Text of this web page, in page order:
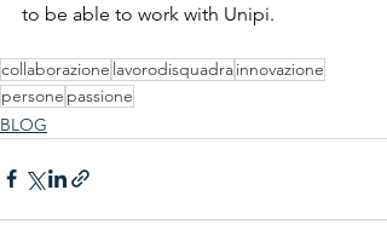
to be able to work with Unipi.
collaborazione lavorodisquadrainnovazione
persone passione
BLOG